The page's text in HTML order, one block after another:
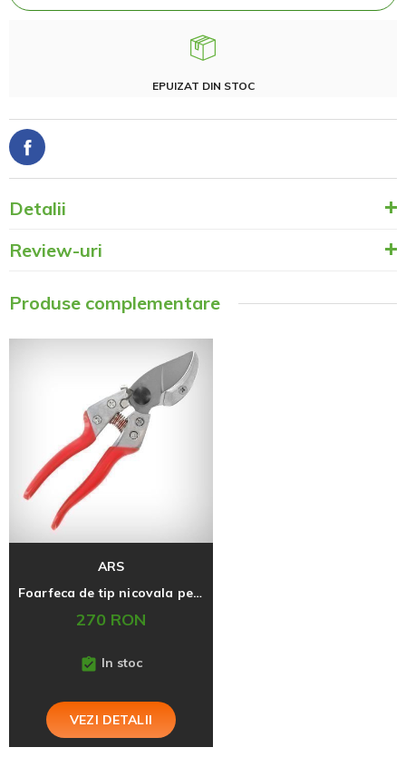
EPUIZAT DIN STOC
Detalii
Review-uri
Produse complementare
ARS
Foarfeca de tip nicovala pentru pomi si vita de vie, VA-8Z, ARS, fabricata in Japonia
270 RON
In stoc
VEZI DETALII